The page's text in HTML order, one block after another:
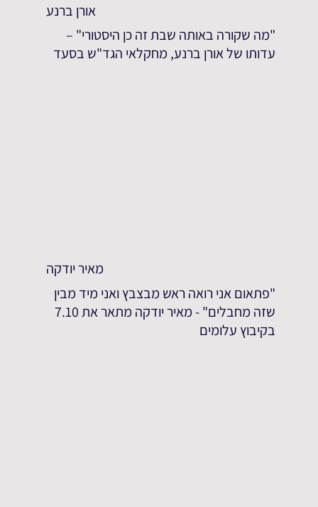
אורן ברנע
"מה שקורה באותה שבת זה כן היסטורי" –
עדותו של אורן ברנע, מחקלאי הגד"ש בסעד
מאיר יודקה
"פתאום אני רואה ראש מבצבץ ואני מיד מבין
שזה מחבלים" - מאיר יודקה מתאר את 7.10
בקיבוץ עלומים